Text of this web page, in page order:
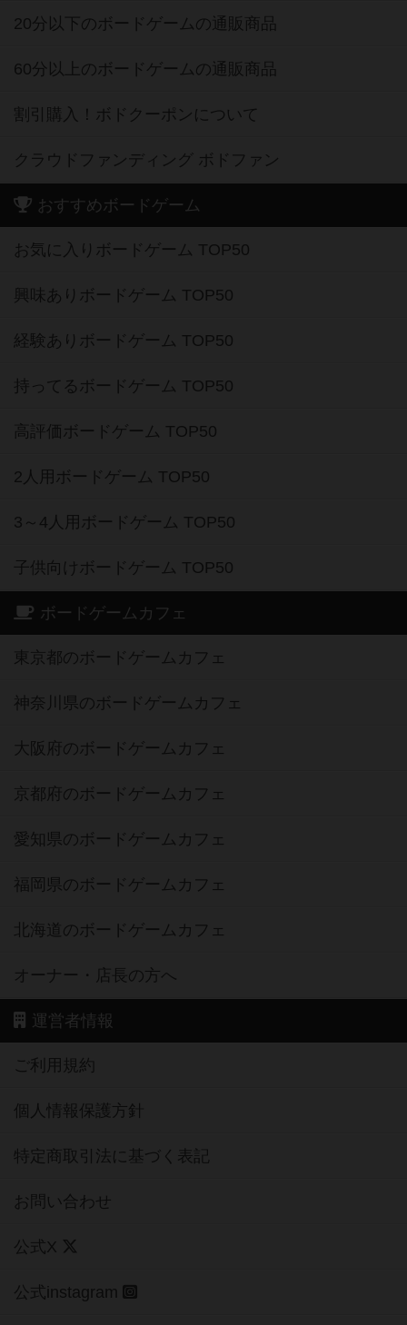
20分以下のボードゲームの通販商品
60分以上のボードゲームの通販商品
割引購入！ボドクーポンについて
クラウドファンディング ボドファン
おすすめボードゲーム
お気に入りボードゲーム TOP50
興味ありボードゲーム TOP50
経験ありボードゲーム TOP50
持ってるボードゲーム TOP50
高評価ボードゲーム TOP50
2人用ボードゲーム TOP50
3～4人用ボードゲーム TOP50
子供向けボードゲーム TOP50
ボードゲームカフェ
東京都のボードゲームカフェ
神奈川県のボードゲームカフェ
大阪府のボードゲームカフェ
京都府のボードゲームカフェ
愛知県のボードゲームカフェ
福岡県のボードゲームカフェ
北海道のボードゲームカフェ
オーナー・店長の方へ
運営者情報
ご利用規約
個人情報保護方針
特定商取引法に基づく表記
お問い合わせ
公式X
公式instagram